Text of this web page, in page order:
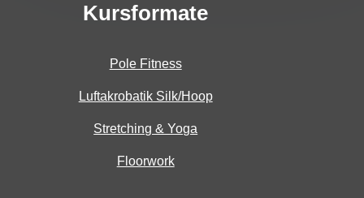
Kursformate
Pole Fitness
Luftakrobatik Silk/Hoop
Stretching & Yoga
Floorwork